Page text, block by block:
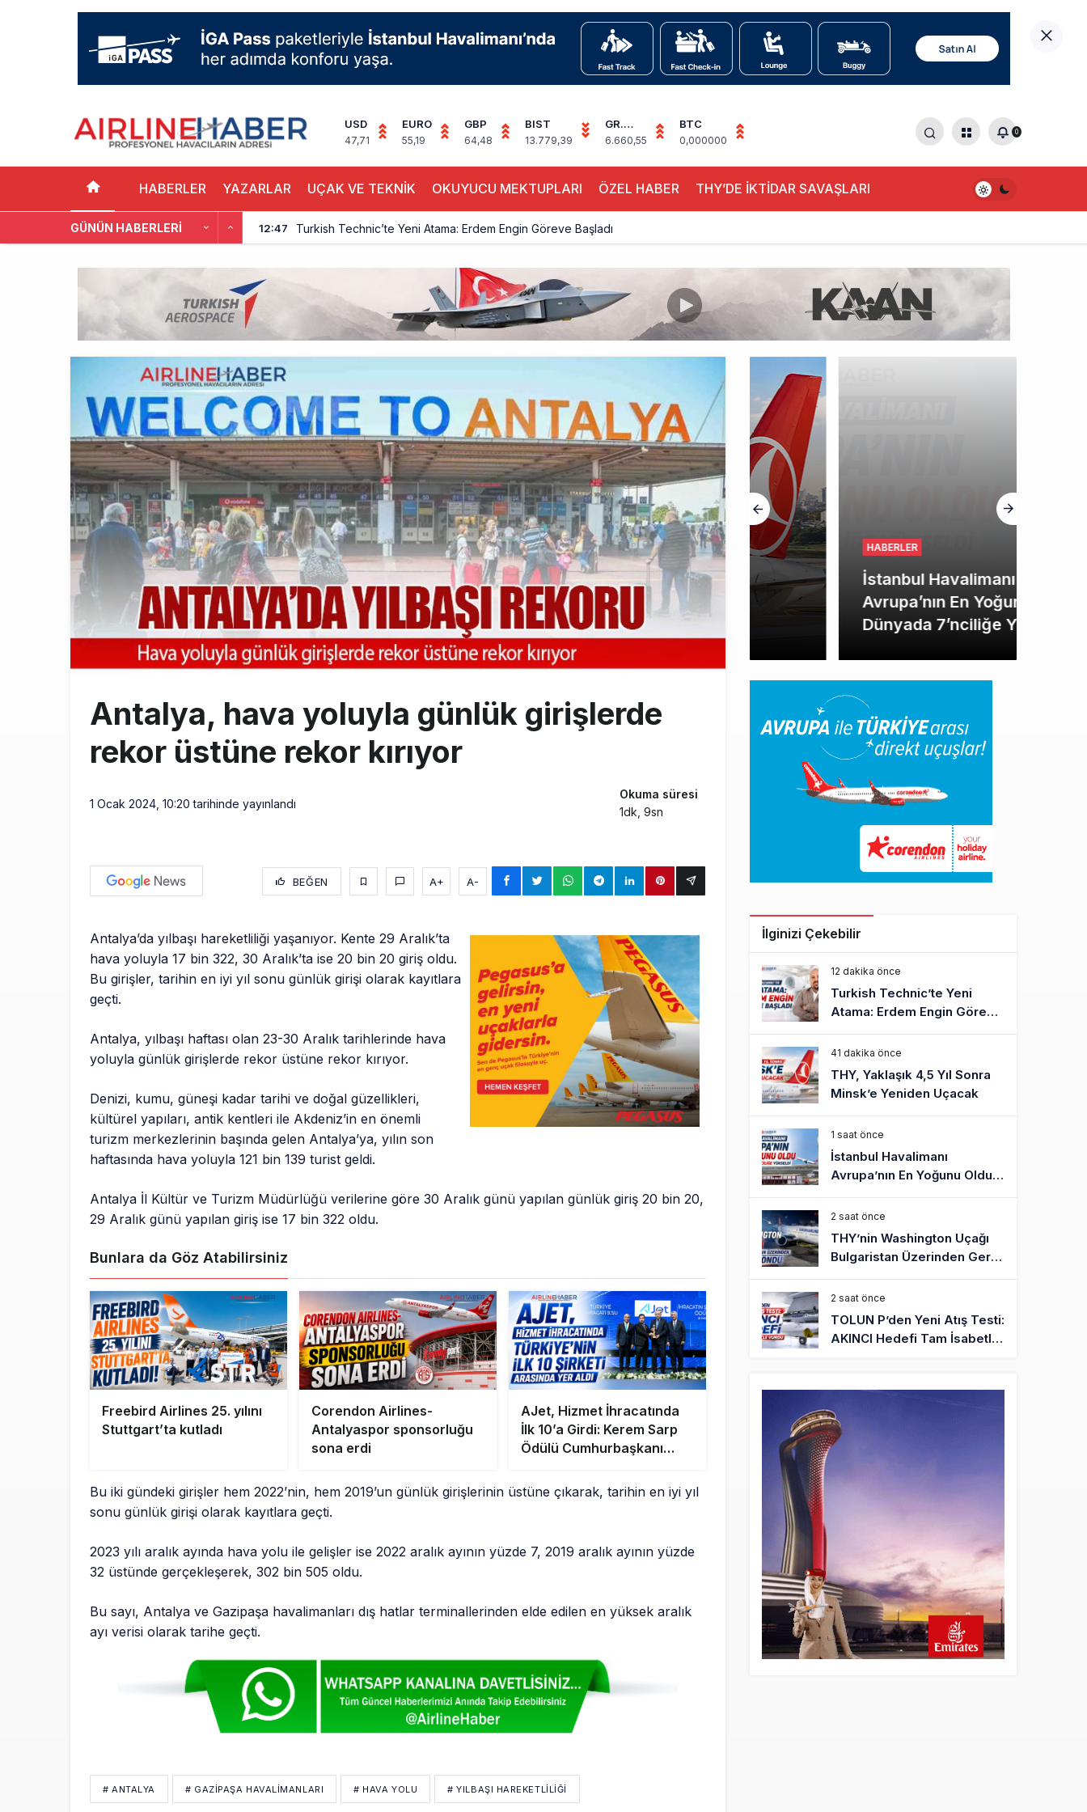
USD
47,71
EURO
55,19
GBP
64,48
BIST
13.779,39
GR.
ALTIN
6.660,55
BTC
0,000000
0
HABERLER YAZARLAR UÇAK VE TEKNİK OKUYUCU MEKTUPLARI ÖZEL HABER THY’DE İKTİDAR SAVAŞLARI
GÜNÜN HABERLERI 12:47 Turkish Technic’te Yeni Atama: Erdem Engin Göreve Başladı
İstanbul Havalimanı Avrupa’nın En Yoğunu Oldu, Dünyada 7’nciliğe Yükseldi
THY’nin Washington Uçağı Bulgaristan Üzerinden Geri Döndü
10:48 TOLUN P’den Yeni Atış Testi: AKINCI Hedefi Tam İsabetle Vurdu
10:26 Türkiye’nin Milli Motor Projelerinde Yeni Dönem: TEI TEKNOLOJİ Kuruldu
18:40 SunExpress Günlük Yolcu Rekorunu 72 Bin 340’a Çıkardı
17:59 İstanbul Havalimanı’nın 4. Pistinde İlk Test Uçuşu Yapıldı
Antalya, hava yoluyla günlük girişlerde
rekor üstüne rekor kırıyor
1 Ocak 2024, 10:20 tarihinde yayınlandı
Okuma süresi
1dk, 9sn
BEĞEN A+ A-
Antalya’da yılbaşı hareketliliği yaşanıyor. Kente 29 Aralık’ta
hava yoluyla 17 bin 322, 30 Aralık’ta ise 20 bin 20 giriş oldu.
Bu girişler, tarihin en iyi yıl sonu günlük girişi olarak kayıtlara
geçti.
Antalya, yılbaşı haftası olan 23-30 Aralık tarihlerinde hava
yoluyla günlük girişlerde rekor üstüne rekor kırıyor.
Denizi, kumu, güneşi kadar tarihi ve doğal güzellikleri,
kültürel yapıları, antik kentleri ile Akdeniz’in en önemli
turizm merkezlerinin başında gelen Antalya’ya, yılın son
haftasında hava yoluyla 121 bin 139 turist geldi.
Antalya İl Kültür ve Turizm Müdürlüğü verilerine göre 30 Aralık günü yapılan günlük giriş 20 bin 20,
29 Aralık günü yapılan giriş ise 17 bin 322 oldu.
Bunlara da Göz Atabilirsiniz
Freebird Airlines 25. yılını
Stuttgart’ta kutladı
Corendon Airlines-
Antalyaspor sponsorluğu
sona erdi
AJet, Hizmet İhracatında
İlk 10’a Girdi: Kerem Sarp
Ödülü Cumhurbaşkanı
Bu iki gündeki girişler hem 2022’nin, hem 2019’un günlük girişlerinin üstüne çıkarak, tarihin en iyi yıl
sonu günlük girişi olarak kayıtlara geçti.
2023 yılı aralık ayında hava yolu ile gelişler ise 2022 aralık ayının yüzde 7, 2019 aralık ayının yüzde
32 üstünde gerçekleşerek, 302 bin 505 oldu.
Bu sayı, Antalya ve Gazipaşa havalimanları dış hatlar terminallerinden elde edilen en yüksek aralık
ayı verisi olarak tarihe geçti.
# ANTALYA # GAZIPAŞA HAVALIMANLARI # HAVA YOLU # YILBAŞI HAREKETLILIĞI
HABERLER
İstanbul Havalimanı
Avrupa’nın En Yoğunu Oldu,
Dünyada 7’nciliğe Yükseldi
İlginizi Çekebilir
12 dakika önce
Turkish Technic’te Yeni
Atama: Erdem Engin Göreve
Başladı
41 dakika önce
THY, Yaklaşık 4,5 Yıl Sonra
Minsk’e Yeniden Uçacak
1 saat önce
İstanbul Havalimanı
Avrupa’nın En Yoğunu Oldu,
Dünyada 7’nciliğe Yükseldi
2 saat önce
THY’nin Washington Uçağı
Bulgaristan Üzerinden Geri
Döndü
2 saat önce
TOLUN P’den Yeni Atış Testi:
AKINCI Hedefi Tam İsabetle
Türkiye’nin Milli Motor
Projelerinde Yeni Dönem:
TEI TEKNOLOJİ Kuruldu
18 saat önce
SunExpress Günlük Yolcu
Rekorunu 72 Bin 340’a
Çıkardı
İstanbul Havalimanı’nın 4.
Pistinde İlk Test Uçuşu
Yapıldı
20 saat önce
Aslıhan Güven, Airport